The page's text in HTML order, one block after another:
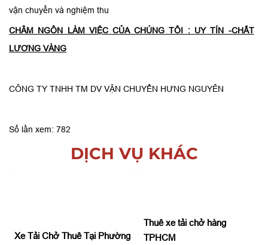
vận chuyển và nghiệm thu
CHÂM NGÔN LÀM VIỆC CỦA CHÚNG TÔI : UY TÍN -CHẤT
LƯƠNG VÀNG
CÔNG TY TNHH TM DV VẬN CHUYỂN HƯNG NGUYÊN
Số lần xem: 782
DỊCH VỤ KHÁC
Xe Tải Chở Thuê Tại Phường
Thuê xe tải chở hàng
TPHCM